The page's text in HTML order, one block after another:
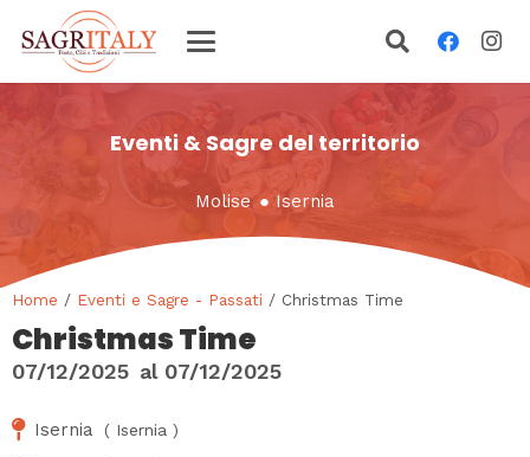
Eventi & Sagre del territorio
Molise ● Isernia
Home / Eventi e Sagre - Passati / Christmas Time
Christmas Time
07/12/2025 al 07/12/2025
Isernia ( Isernia )